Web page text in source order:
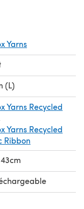
Yarns
(L)
Yarns Recycled
Yarns Recycled
Ribbon